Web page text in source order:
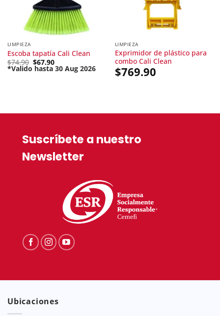
LIMPIEZA
Escoba tapatía Cali Clean
$74.90 Original
price
was:
$67.90
*Valido hasta 30 Aug 2026
Current
LIMPIEZA
Exprimidor de plástico para
combo Cali Clean
$769.90
Suscríbete a nuestro
Newsletter
Ubicaciones